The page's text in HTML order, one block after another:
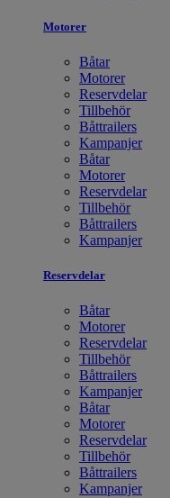
Motorer
Båtar
Motorer
Reservdelar
Tillbehör
Båttrailers
Kampanjer
Båtar
Motorer
Reservdelar
Tillbehör
Båttrailers
Kampanjer
Reservdelar
Båtar
Motorer
Reservdelar
Tillbehör
Båttrailers
Kampanjer
Båtar
Motorer
Reservdelar
Tillbehör
Båttrailers
Kampanjer